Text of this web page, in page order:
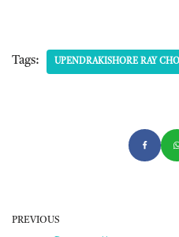
Tags: UPENDRAKISHORE RAY
PREVIOUS